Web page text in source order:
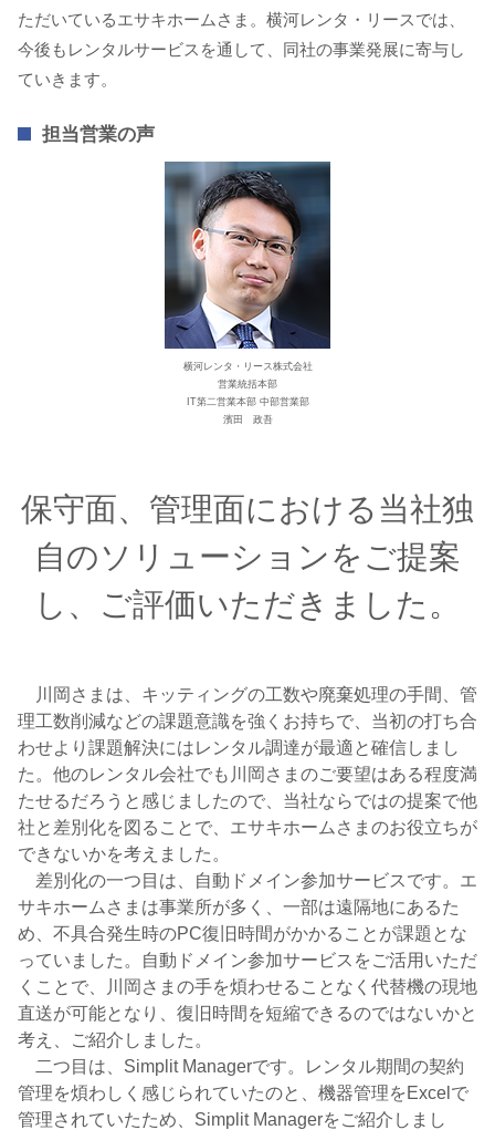
ただいているエサキホームさま。横河レンタ・リースでは、
今後もレンタルサービスを通して、同社の事業発展に寄与し
ていきます。
担当営業の声
横河レンタ・リース株式会社
営業統括本部
IT第二営業本部 中部営業部
濱田 政吾
保守面、管理面における当社独
自のソリューションをご提案
し、 ご評価いただきました。
川岡さまは、キッティングの工数や廃棄処理の手間、管
理工数削減などの課題意識を強くお持ちで、当初の打ち合
わせより課題解決にはレンタル調達が最適と確信しまし
た。他のレンタル会社でも川岡さまのご要望はある程度満
たせるだろうと感じましたので、当社ならではの提案で他
社と差別化を図ることで、エサキホームさまのお役立ちが
できないかを考えました。
差別化の一つ目は、自動ドメイン参加サービスです。エ
サキホームさまは事業所が多く、一部は遠隔地にあるた
め、不具合発生時のPC復旧時間がかかることが課題とな
っていました。自動ドメイン参加サービスをご活用いただ
くことで、川岡さまの手を煩わせることなく代替機の現地
直送が可能となり、復旧時間を短縮できるのではないかと
考え、ご紹介しました。
二つ目は、Simplit Managerです。レンタル期間の契約
管理を煩わしく感じられていたのと、機器管理をExcelで
管理されていたため、Simplit Managerをご紹介しまし